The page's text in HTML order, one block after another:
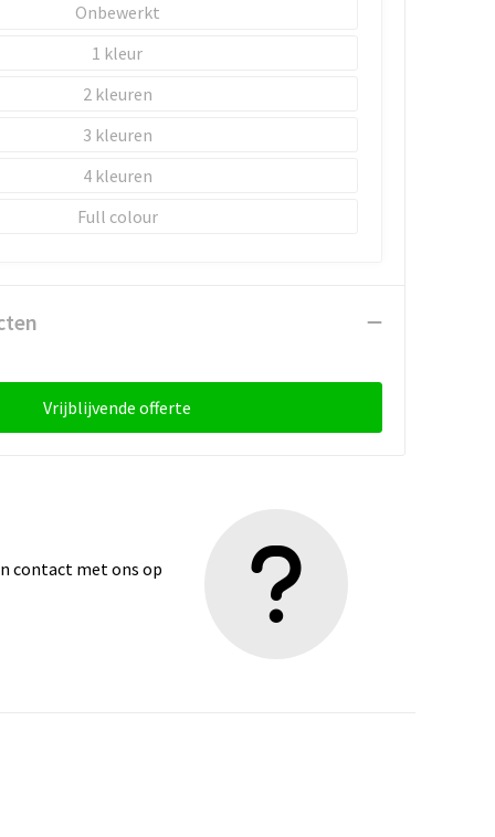
Onbewerkt
1
2
3
4
Full colour
Vrijblijvende offerte
contact met ons op